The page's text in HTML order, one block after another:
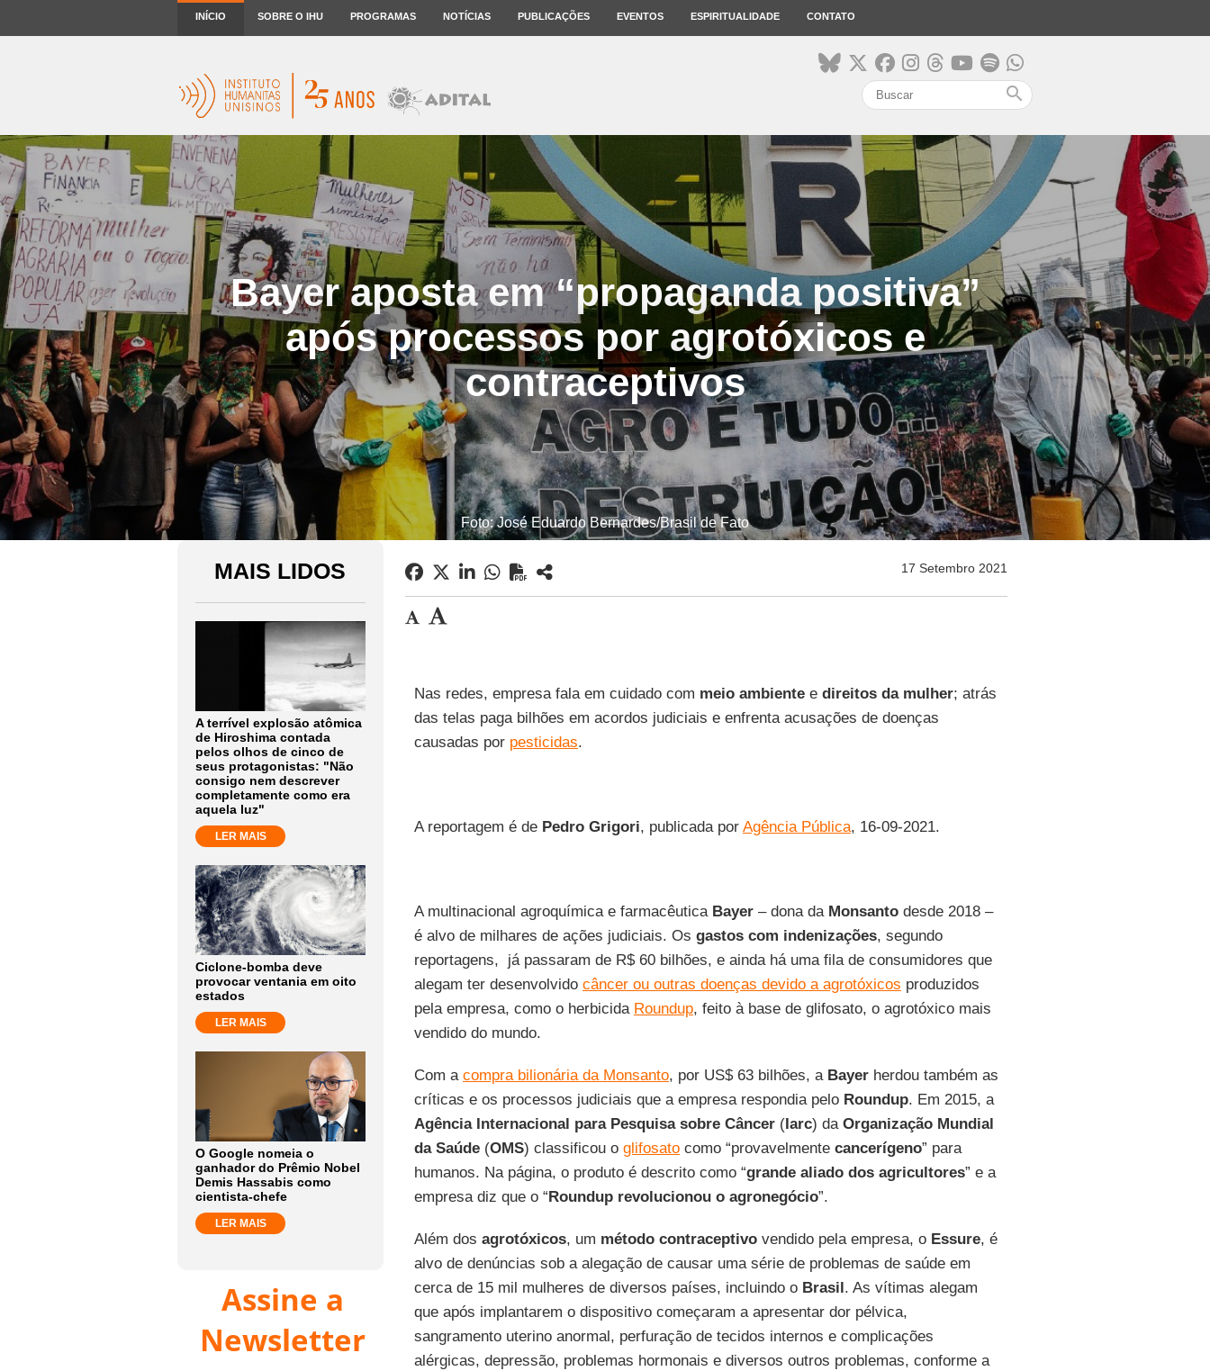
INÍCIO SOBRE O IHU PROGRAMAS NOTÍCIAS PUBLICAÇÕES EVENTOS ESPIRITUALIDADE CONTATO
search
Bayer aposta em “propaganda positiva”
após processos por agrotóxicos e
contraceptivos
Foto: José Eduardo Bernardes/Brasil de Fato
MAIS LIDOS
A terrível explosão atômica
de Hiroshima contada
pelos olhos de cinco de
seus protagonistas: "Não
consigo nem descrever
completamente como era
aquela luz"
LER MAIS
Ciclone-bomba deve
provocar ventania em oito
estados
LER MAIS
O Google nomeia o
ganhador do Prêmio Nobel
Demis Hassabis como
cientista-chefe
LER MAIS
Assine a
Newsletter
17 Setembro 2021
Nas redes, empresa fala em cuidado com meio ambientee direitos da mulher; atrás
das telas paga bilhões em acordos judiciais e enfrenta acusações de doenças
causadas por pesticidas.
A reportagem é de Pedro Grigori, publicada por Agência Pública, 16-09-2021.
A multinacional agroquímica e farmacêutica Bayer– dona da Monsantodesde 2018 –
é alvo de milhares de ações judiciais. Os gastos com indenizações, segundo
reportagens, já passaram de R$ 60 bilhões, e ainda há uma fila de consumidores que
alegam ter desenvolvido câncer ou outras doenças devido a agrotóxicos produzidos
pela empresa, como o herbicida Roundup, feito à base de glifosato, o agrotóxico mais
vendido do mundo.
Com a compra bilionária da Monsanto, por US$ 63 bilhões, a Bayerherdou também as
críticas e os processos judiciais que a empresa respondia pelo Roundup. Em 2015, a
Agência Internacional para Pesquisa sobre Câncer(Iarc) da Organização Mundial
da Saúde(OMS) classificou o glifosatocomo “provavelmente cancerígeno” para
humanos. Na página, o produto é descrito como “grande aliado dos agricultores” e a
empresa diz que o “Roundup revolucionou o agronegócio”.
Além dos agrotóxicos, um método contraceptivovendido pela empresa, o Essure, é
alvo de denúncias sob a alegação de causar uma série de problemas de saúde em
cerca de 15 mil mulheres de diversos países, incluindo o Brasil. As vítimas alegam
que após implantarem o dispositivo começaram a apresentar dor pélvica,
sangramento uterino anormal, perfuração de tecidos internos e complicações
alérgicas, depressão, problemas hormonais e diversos outros problemas, conforme a